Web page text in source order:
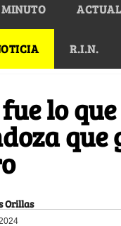
R.I.N.
fue lo
Orillas